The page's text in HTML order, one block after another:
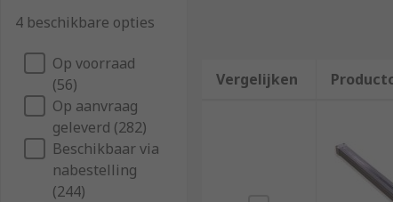
Types of pneumatic rodless cylinders
Magnetically coupled cylinders use strong
and piston move together in sync as a total
Mechanically coupled cylinders have interior
matter out. They consist of piston units with
4 beschikbare opties
Op voorraad
(56)
Op aanvraag
geleverd (282)
Beschikbaar via
nabestelling
(244)
Vergelijken